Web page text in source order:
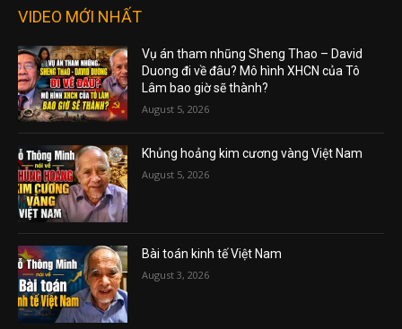
VIDEO MỚI NHẤT
Vụ án tham nhũng Sheng Thao – David
Duong đi về đâu? Mô hình XHCN của Tô
Lâm bao giờ sẽ thành?
August 5, 2026
Khủng hoảng kim cương vàng Việt Nam
August 5, 2026
Bài toán kinh tế Việt Nam
August 3, 2026